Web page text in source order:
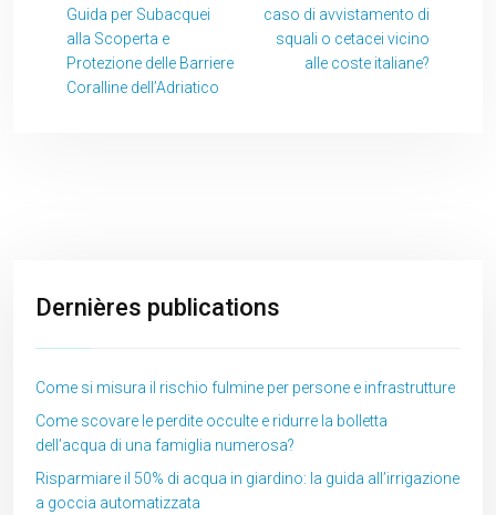
Guida per Subacquei
alla Scoperta e
Protezione delle Barriere
Coralline dell’Adriatico
caso di avvistamento di
squali o cetacei vicino
alle coste italiane?
Dernières publications
Come si misura il rischio fulmine per persone e infrastrutture
Come scovare le perdite occulte e ridurre la bolletta
dell’acqua di una famiglia numerosa?
Risparmiare il 50% di acqua in giardino: la guida all’irrigazione
a goccia automatizzata